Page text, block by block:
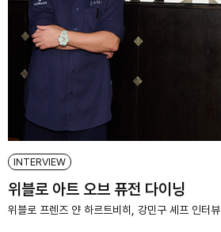
INTERVIEW
위블로 아트 오브 퓨전 다이닝
위블로 프렌즈 얀 하르트비히, 강민구 셰프 인터뷰